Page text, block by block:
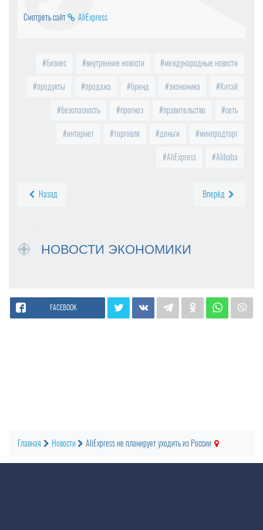
Смотреть сайт AliExpress
бизнес внутренние новости международные новости
продукты продажа бренд экономика Китай
безопасность прогноз правительство сеть
интернет торговля деньги минпродторг
AliExpress Alibaba
Назад Вперёд
НОВОСТИ ЭКОНОМИКИ
FACEBOOK
Главная Новости AliExpress не планирует уходить из России